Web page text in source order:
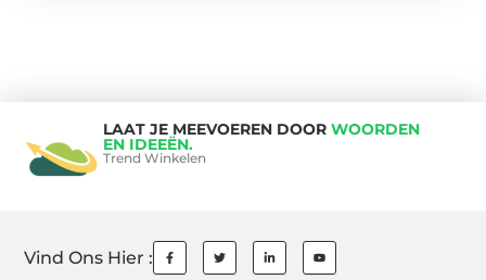
LAAT JE MEEVOEREN DOOR WOORDEN
EN IDEEËN.
Trend Winkelen
Vind Ons Hier :